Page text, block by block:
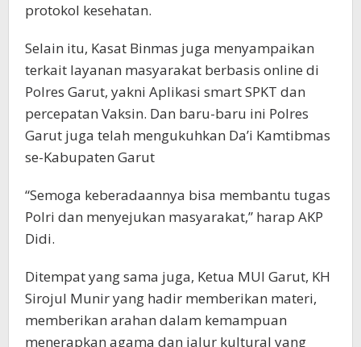
protokol kesehatan.
Selain itu, Kasat Binmas juga menyampaikan
terkait layanan masyarakat berbasis online di
Polres Garut, yakni Aplikasi smart SPKT dan
percepatan Vaksin. Dan baru-baru ini Polres
Garut juga telah mengukuhkan Da’i Kamtibmas
se-Kabupaten Garut
“Semoga keberadaannya bisa membantu tugas
Polri dan menyejukan masyarakat,” harap AKP
Didi.
Ditempat yang sama juga, Ketua MUI Garut, KH
Sirojul Munir yang hadir memberikan materi,
memberikan arahan dalam kemampuan
menerapkan agama dan jalur kultural yang